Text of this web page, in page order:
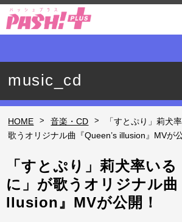
music_cd
HOME > 音楽・CD >
「すとぷり」莉犬
歌うオリジナル曲『Queen’s illusion』MVが
「すとぷり」莉犬率い
に」が歌うオリジナル曲
llusion』MVが公開！